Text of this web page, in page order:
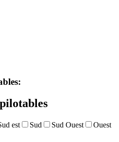
est Sud Sud Ouest
Ouest